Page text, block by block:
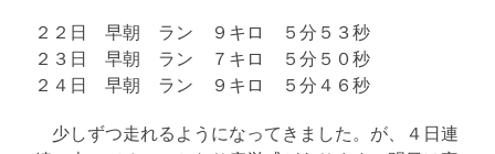
２２日 早朝 ラン ９キロ ５分５３秒
２３日 早朝 ラン ７キロ ５分５０秒
２４日 早朝 ラン ９キロ ５分４６秒
少しずつ走れるようになってきました。が、４日連